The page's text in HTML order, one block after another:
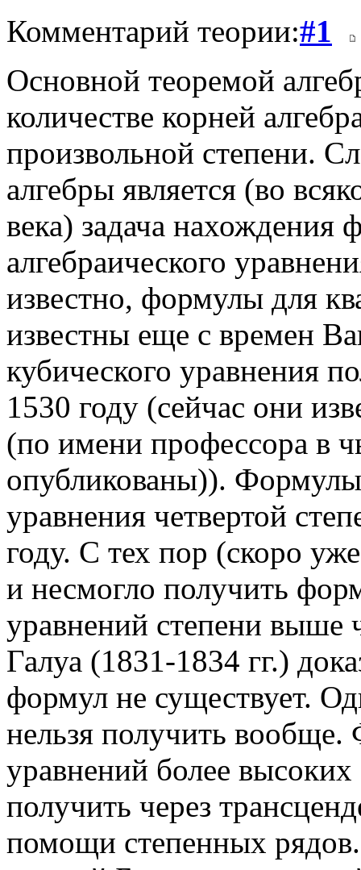
Комментарий теории:#1
Основной теоремой
количестве корней
произвольной степени.
алгебры является (во
века) задача нахождения
алгебраического
известно, формулы для
известны еще с времен
кубического уравнения
1530 году (сейчас они
(по имени профессора в
опубликованы)). Формулы
уравнения четвертой
году. С тех пор (скоро
и несмогло получить
уравнений степени выше
Галуа (1831-1834 гг.)
формул не существует.
нельзя получить
уравнений более
получить через
помощи степенных